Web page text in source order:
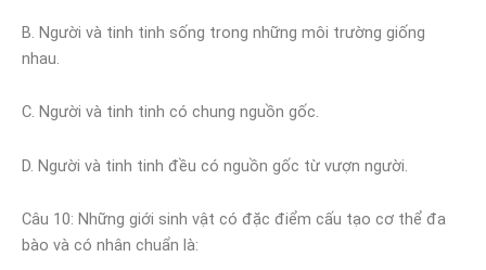
B. Người và tinh tinh sống trong những môi trường giống
nhau.
C. Người và tinh tinh có chung nguồn gốc.
D. Người và tinh tinh đều có nguồn gốc từ vượn người.
Câu 10: Những giới sinh vật có đặc điểm cấu tạo cơ thể đa
bào và có nhân chuẩn là: